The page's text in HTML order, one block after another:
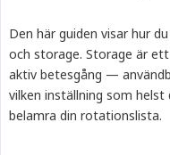
Den här guiden visar hur
och storage. Storage är
aktiv betesgång —
vilken inställning som
belamra din rotationslista.